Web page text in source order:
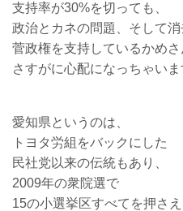
支持率が30%を切っても、
政治とカネの問題、そして
菅政権を支持しているかめさ
さすがに心配になっちゃい
愛知県というのは、
トヨタ労組をバックにした
民社党以来の伝統もあり、
2009年の衆院選で
15の小選挙区すべてを押さえ